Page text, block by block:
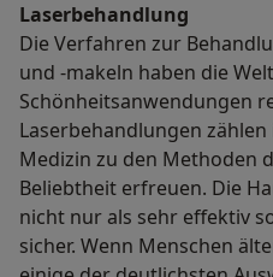
Laserbehandlung
Die Verfahren zur
und -makeln haben die
Schönheitsanwendungen
Laserbehandlungen
Medizin zu den Methoden
Beliebtheit erfreuen. Die
nicht nur als sehr effektiv
sicher. Wenn Menschen